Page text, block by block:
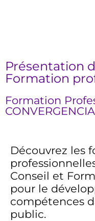
Présentation
Formation
Formation
Découvrez les
Conseil et
pour le
compétences
public.